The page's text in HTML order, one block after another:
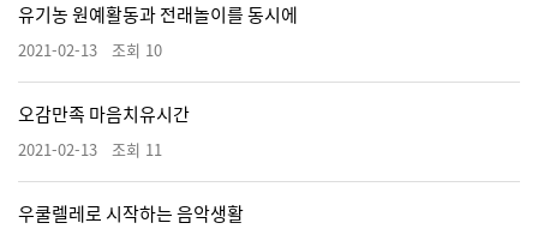
유기농 원예활동과 전래놀이를 동시에
2021-02-13 조회 10
오감만족 마음치유시간
2021-02-13 조회 11
우쿨렐레로 시작하는 음악생활